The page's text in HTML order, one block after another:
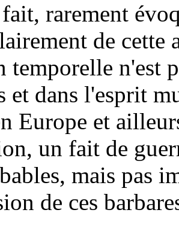
rarement
de cette
temporelle n'est
et dans l'esprit
Europe et
un fait de
mais pas
de ces